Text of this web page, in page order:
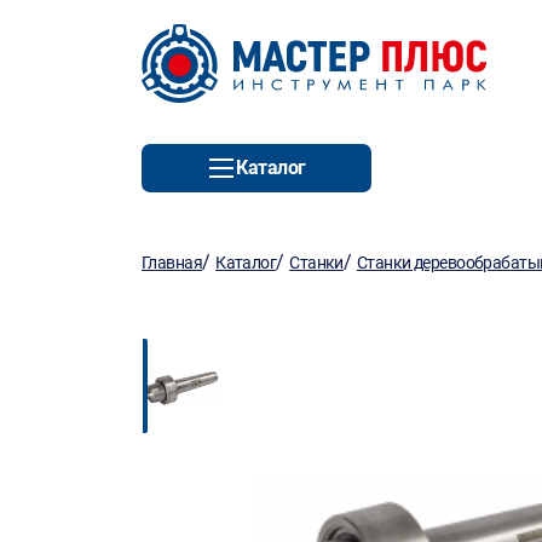
Каталог
Главная/ Каталог/Станки/ Станки